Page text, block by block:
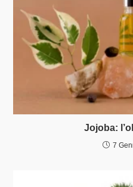
Jojoba:
7